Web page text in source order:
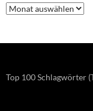
Nachrichten
–
Top 100 Schlagwörter